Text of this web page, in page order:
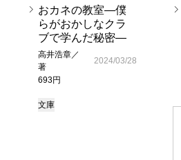
おカネの教室―僕
らがおかしなクラ
ブで学んだ秘密―
高井浩章／
著
693円
2024/03/28
文庫